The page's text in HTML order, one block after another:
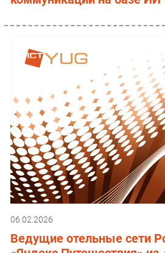
06.02.2026
Ведущие отельные сети